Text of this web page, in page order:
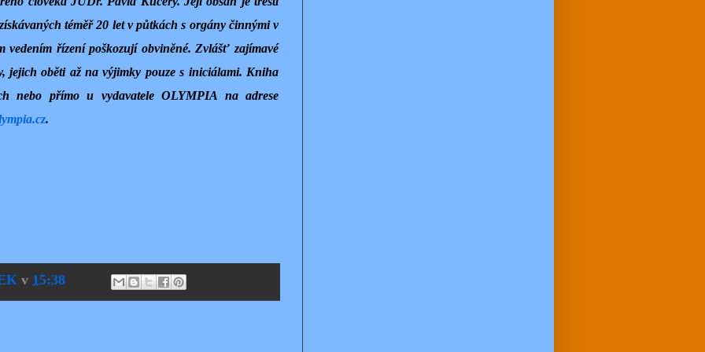
téměř 20 let v půtkách s orgány činnými v
vedením řízení poškozují obviněné. Zvlášť zajímavé
jejich oběti až na výjimky pouze s iniciálami. Kniha
nebo přímo u vydavatele OLYMPIA na adrese
.
v 15:38